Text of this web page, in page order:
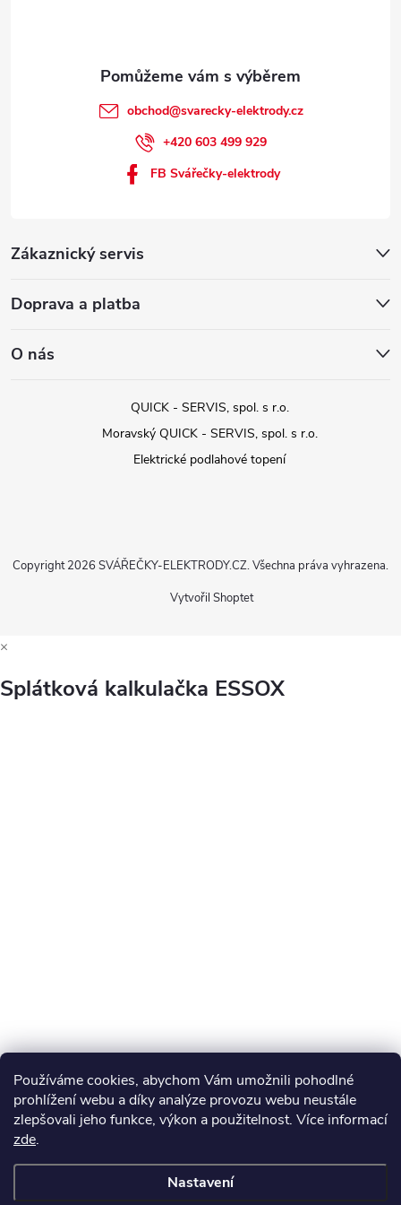
Používáme cookies, abychom Vám umožnili pohodlné
prohlížení webu a díky analýze provozu webu neustále
zlepšovali jeho funkce, výkon a použitelnost. Více informací
zde.
Nastavení
Zákaznický servis
Doprava a platba
O nás
obchod@svarecky-elektrody.cz
+420 603 499 929
FB Svářečky-elektrody
QUICK - SERVIS, spol. s r.o.
Moravský QUICK - SERVIS, spol. s r.o.
Elektrické podlahové topení
Vytvořil Shoptet
Copyright 2026 SVÁŘEČKY-ELEKTRODY.CZ. Všechna práva vyhrazena.
×
Splátková kalkulačka ESSOX